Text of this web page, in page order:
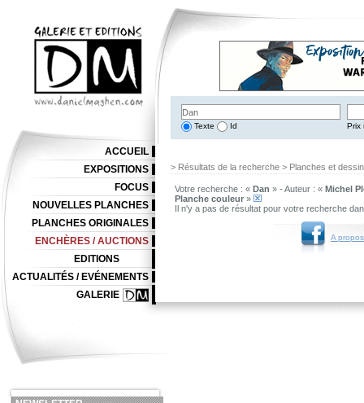
Texte Id Prix
> Résultats de la recherche > Planches et
Votre recherche : « Dan » - Auteur : « Michel
Planche couleur »
Il n'y a pas de résultat pour votre recherche
A
ACCUEIL
EXPOSITIONS
FOCUS
NOUVELLES PLANCHES
PLANCHES ORIGINALES
ENCHÈRES / AUCTIONS
EDITIONS
ACTUALITÉS / EVÉNEMENTS
GALERIE